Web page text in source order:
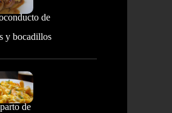
de
y bocadillos
de